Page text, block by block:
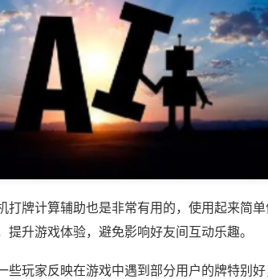
打牌计算辅助也是非常有用的，使用起来简
升游戏体验，避免影响好友间互动乐趣。
些玩家反映在游戏中遇到部分用户的牌特别